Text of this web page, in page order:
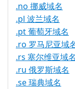
.no 挪威域名
.pl 波兰域名
.pt 葡萄牙域名
.ro 罗马尼亚域
.rs 塞尔维亚域名
.ru 俄罗斯域名
.se 瑞典域名